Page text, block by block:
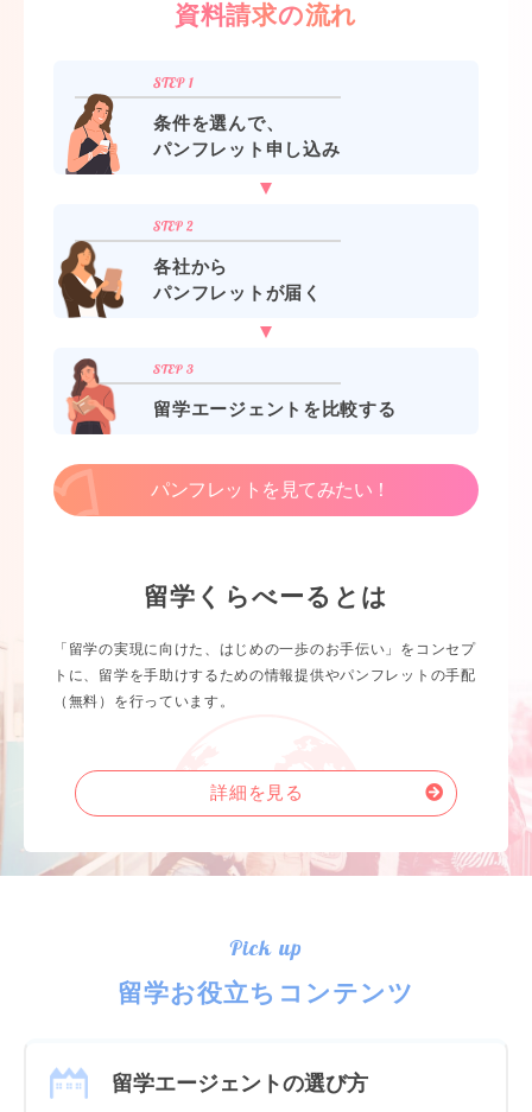
資料請求の流れ
条件を選んで、
パンフレット申し込み
各社から
パンフレットが届く
留学エージェントを比較する
パンフレットを見てみたい！
留学くらべーるとは
「留学の実現に向けた、はじめの一歩のお手伝い」をコンセプ
トに、留学を手助けするための情報提供やパンフレットの手配
（無料）を行っています。
詳細を見る
Pick up
留学お役立ちコンテンツ
留学エージェントの選び方